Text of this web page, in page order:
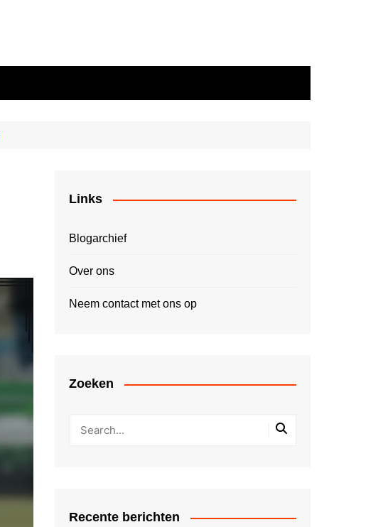
Links
Blogarchief
Over ons
Neem contact met ons op
Zoeken
Recente berichten